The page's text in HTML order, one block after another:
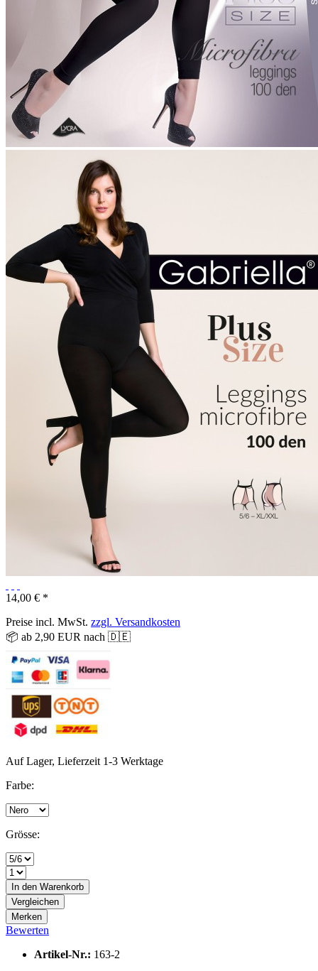
14,00 € *
Preise incl. MwSt. zzgl. Versandkosten
📦 ab 2,90 EUR nach 🇩🇪
Auf Lager, Lieferzeit 1-3 Werktage
Farbe:
Grösse:
In den Warenkorb
Vergleichen
Merken
Bewerten
Artikel-Nr.: 163-2